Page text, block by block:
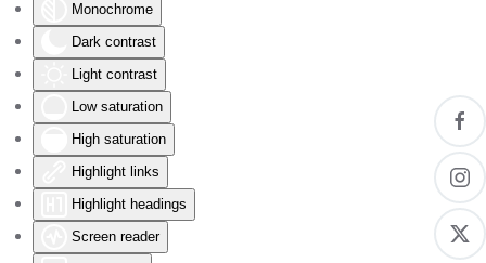
Monochrome
Dark contrast
Light contrast
Low saturation
High saturation
Highlight links
Highlight headings
Screen reader